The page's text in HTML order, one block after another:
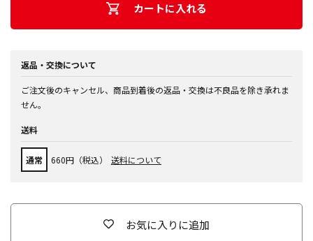
カートに入れる
返品・交換について
ご注文後のキャンセル、商品到着後の返品・交換は不良品を除き承れま
せん。
送料
通常 660円（税込） 送料について
お気に入りに追加